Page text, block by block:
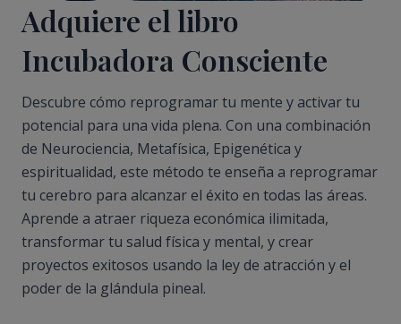
Adquiere el libro
Incubadora Consciente
Descubre cómo reprogramar tu mente y activar tu
potencial para una vida plena. Con una combinación
de Neurociencia, Metafísica, Epigenética y
espiritualidad, este método te enseña a reprogramar
tu cerebro para alcanzar el éxito en todas las áreas.
Aprende a atraer riqueza económica ilimitada,
transformar tu salud física y mental, y crear
proyectos exitosos usando la ley de atracción y el
poder de la glándula pineal.